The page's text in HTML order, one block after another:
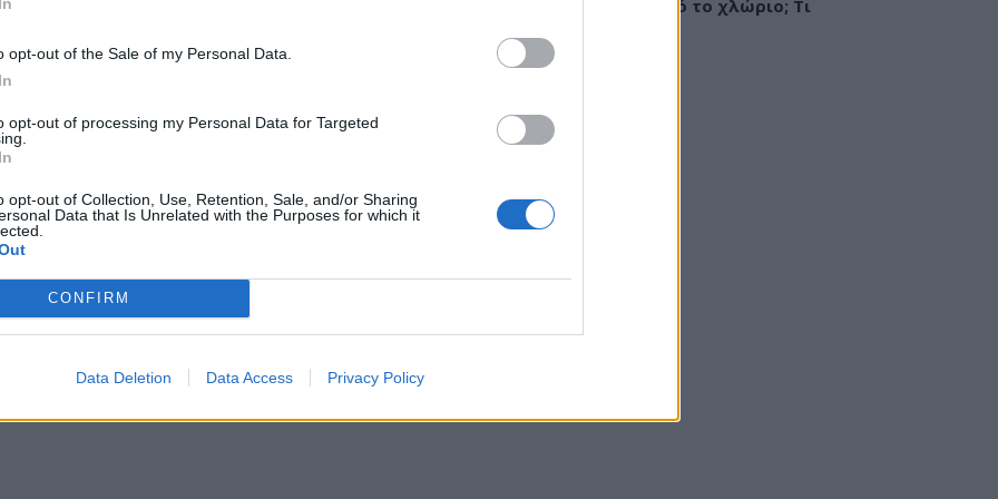
opt-out of the Sale of my Personal Data.
opt-out of processing my Personal Data for Targeted
opt-out of Collection, Use, Retention, Sale, and/or Sharing
Data that Is Unrelated with the Purposes for which it
CONFIRM
Data Deletion Data Access Privacy Policy
την Πρόληψη και Διαφύλαξη της
ΑΜΗ σε Δήμους της Αττικής
αυτοδιοίκησης και της επιστημονικής
για την πρόληψη και ενημέρωση του...
αλλεργία ή ερεθισμός από το χλώριο; Τι